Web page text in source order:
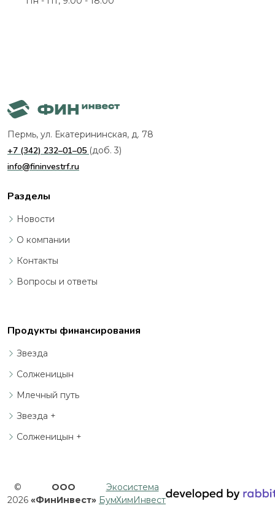
Пермь, ул. Екатерининская, д. 78
+7 (342) 232–01–05 (доб. 3)
info@fininvestrf.ru
Разделы
Новости
О компании
Контакты
Вопросы и ответы
Продукты финансирования
Звезда
Солженицын
Млечный путь
Звезда +
Солженицын +
©
2026
ООО
«ФинИнвест»
Экосистема
БумХимИнвест